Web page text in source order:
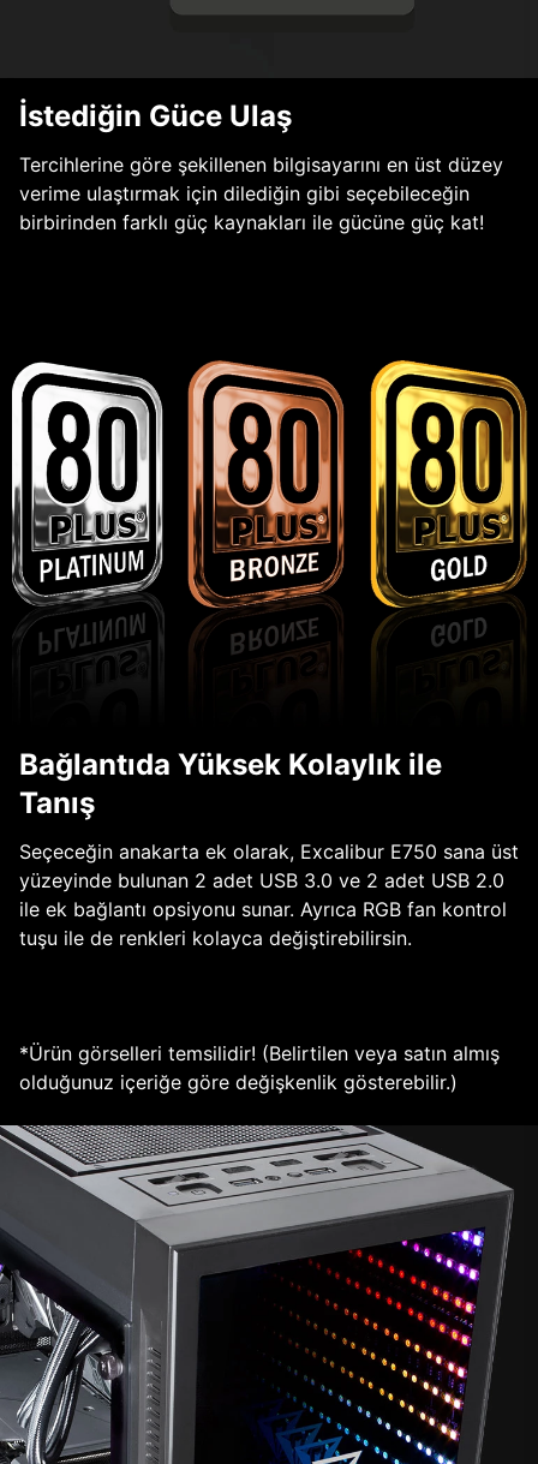
İstediğin Güce Ulaş
Tercihlerine göre şekillenen bilgisayarını en üst düzey
verime ulaştırmak için dilediğin gibi seçebileceğin
birbirinden farklı güç kaynakları ile gücüne güç kat!
Bağlantıda Yüksek Kolaylık ile
Tanış
Seçeceğin anakarta ek olarak, Excalibur E750 sana üst
yüzeyinde bulunan 2 adet USB 3.0 ve 2 adet USB 2.0
ile ek bağlantı opsiyonu sunar. Ayrıca RGB fan kontrol
tuşu ile de renkleri kolayca değiştirebilirsin.
*Ürün görselleri temsilidir! (Belirtilen veya satın almış
olduğunuz içeriğe göre değişkenlik gösterebilir.)